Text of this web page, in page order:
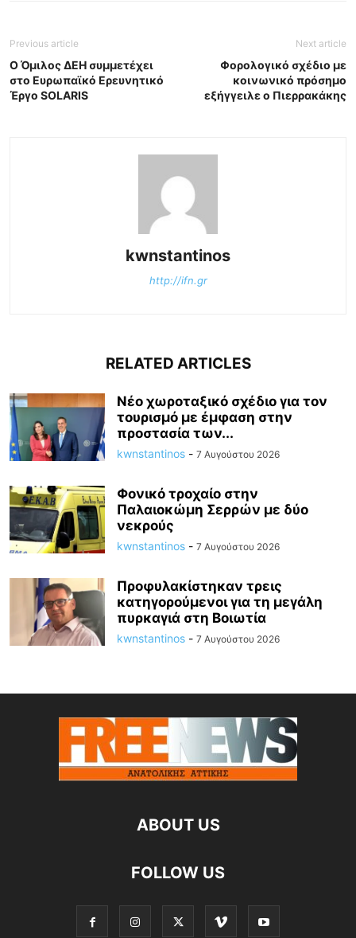
Previous article
Ο Όμιλος ΔΕΗ συμμετέχει
στο Ευρωπαϊκό Ερευνητικό
Έργο SOLARIS
Next article
Φορολογικό σχέδιο με
κοινωνικό πρόσημο
εξήγγειλε ο Πιερρακάκης
kwnstantinos
http://ifn.gr
RELATED ARTICLES
Νέο χωροταξικό σχέδιο για τον
τουρισμό με έμφαση στην
προστασία των...
kwnstantinos - 7 Αυγούστου 2026
Φονικό τροχαίο στην
Παλαιοκώμη Σερρών με δύο
νεκρούς
kwnstantinos - 7 Αυγούστου 2026
Προφυλακίστηκαν τρεις
κατηγορούμενοι για τη μεγάλη
πυρκαγιά στη Βοιωτία
kwnstantinos - 7 Αυγούστου 2026
ABOUT US
FOLLOW US